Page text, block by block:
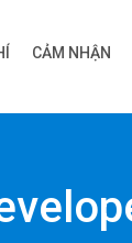
CẢM NHẬN